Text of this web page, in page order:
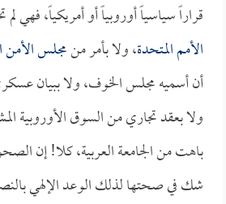
قراراً سياسياً أوروبياً أو أمريكياً، فهي
الأمم المتحدة، ولا بأمر منمجلس الأمن
أن أسميه مجلس الخوف، ولا ببيان
ولا بعقد تجاري من السوق الأوروبية
باهت من الجامعة العربية، كلا! إن
شك في صحتها لذلك الوعد الإلهي